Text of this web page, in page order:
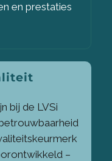
en prestaties
bij de LVSi
–